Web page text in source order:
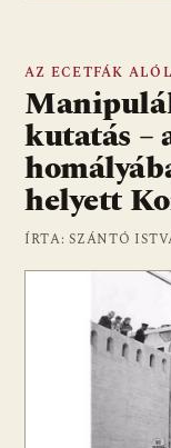
AZ ECETFÁK
kutatás –
helyett
ÍRTA: SZÁNTÓ